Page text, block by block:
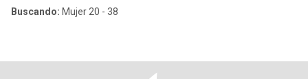
Buscando: Mujer 20 - 38